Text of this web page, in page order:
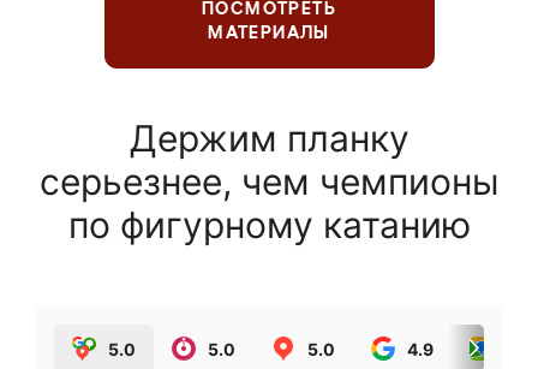
ПОСМОТРЕТЬ
МАТЕРИАЛЫ
Держим планку
серьезнее, чем чемпионы
по фигурному катанию
5.0 5.0 5.0 4.9